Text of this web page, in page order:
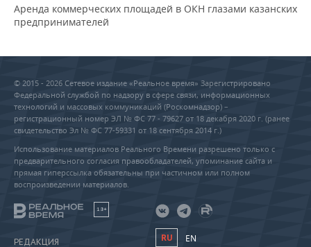
Аренда коммерческих площадей в ОКН глазами казанских
предпринимателей
© 2015 - 2026 Сетевое издание «Реальное время» Зарегистрировано
Федеральной службой по надзору в сфере связи, информационных
технологий и массовых коммуникаций (Роскомнадзор) –
регистрационный номер ЭЛ № ФС 77 - 79627 от 18 декабря 2020 г. (ранее
свидетельство Эл № ФС 77-59331 от 18 сентября 2014 г.)
Использование материалов Реального Времени разрешено только с
предварительного согласия правообладателей, упоминание сайта и
прямая гиперссылка обязательны при частичном или полном
воспроизведении материалов.
18+
РЕДАКЦИЯ RU EN